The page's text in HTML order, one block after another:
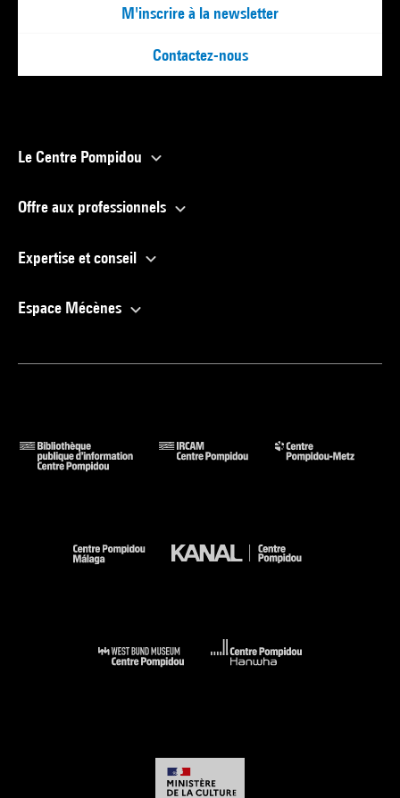
M'inscrire à la newsletter
Contactez-nous
Le Centre Pompidou
Offre aux professionnels
Expertise et conseil
Espace Mécènes